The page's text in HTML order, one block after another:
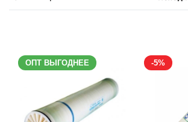
ОПТ ВЫГОДНЕЕ -5%